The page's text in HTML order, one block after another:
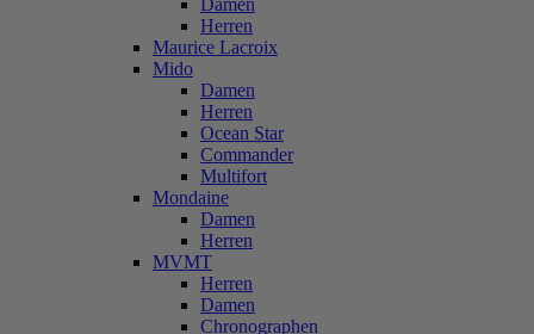
Damen
Herren
Maurice Lacroix
Mido
Damen
Herren
Ocean Star
Commander
Multifort
Mondaine
Damen
Herren
MVMT
Herren
Damen
Chronographen